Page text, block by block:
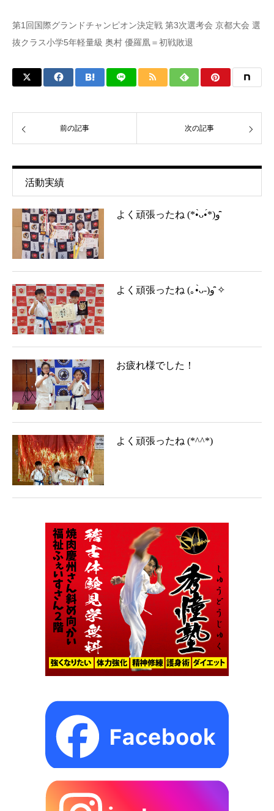
第1回国際グランドチャンピオン決定戦 第3次選考会 京都大会 選
抜クラス小学5年軽量級 奥村 優羅凰＝初戦敗退
前の記事 次の記事
活動実績
よく頑張ったね (*•̀ᴗ•́*)و ̑̑
よく頑張ったね (｡•̀ᴗ-)و ̑̑✧
お疲れ様でした！
よく頑張ったね (*^^*)